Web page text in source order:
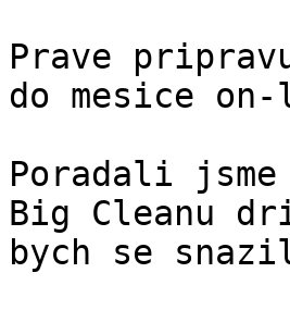
Prave
do mesice
Poradali jsme
Big Cleanu
bych se